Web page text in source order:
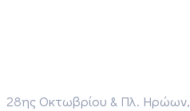
28ης Οκτωβρίου & Πλ. Ηρώων,